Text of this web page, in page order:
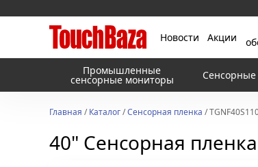
Новости Акции
Промышленные
сенсорные мониторы
Главная /Каталог/Сенсорная пленка /
40" Сенсорная